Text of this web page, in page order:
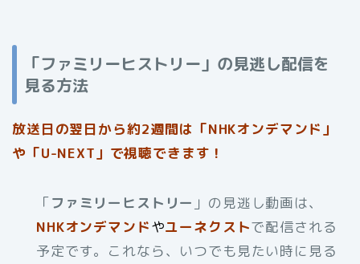
「ファミリーヒストリー」の見逃し配信を
見る方法
放送日の翌日から約2週間は「NHKオンデマンド」
や「U-NEXT」で視聴できます！
「ファミリーヒストリー 」の見逃し動画は、
NHKオンデマンドやユーネクストで配信される
予定です。これなら、いつでも見たい時に見る